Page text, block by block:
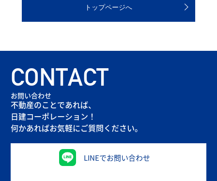
トップページへ
CONTACT
お問い合わせ
不動産のことであれば、
日建コーポレーション！
何かあればお気軽にご質問ください。
LINEでお問い合わせ